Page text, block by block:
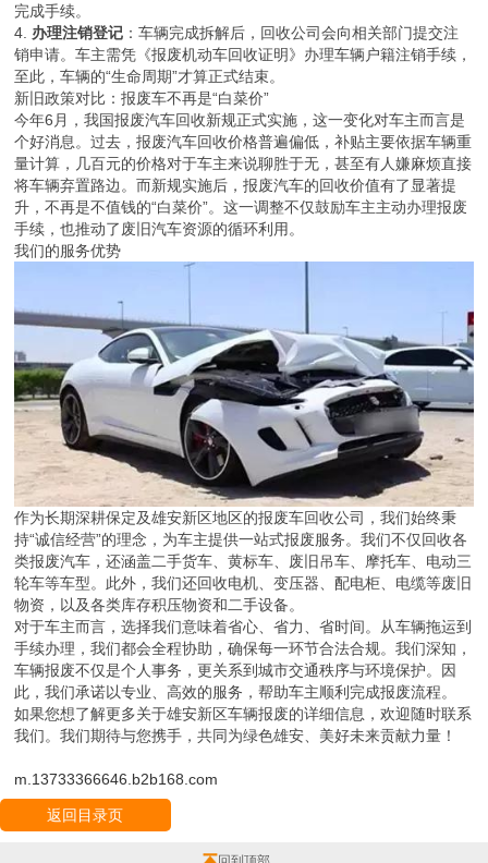
完成手续。
4. 办理注销登记 ：车辆完成拆解后，回收公司会向相关部门提交注
销申请。车主需凭《报废机动车回收证明》办理车辆户籍注销手续，
至此，车辆的“生命周期”才算正式结束。
新旧政策对比：报废车不再是“白菜价”
今年6月，我国报废汽车回收新规正式实施，这一变化对车主而言是
个好消息。过去，报废汽车回收价格普遍偏低，补贴主要依据车辆重
量计算，几百元的价格对于车主来说聊胜于无，甚至有人嫌麻烦直接
将车辆弃置路边。而新规实施后，报废汽车的回收价值有了显著提
升，不再是不值钱的“白菜价”。这一调整不仅鼓励车主主动办理报废
手续，也推动了废旧汽车资源的循环利用。
我们的服务优势
作为长期深耕保定及雄安新区地区的报废车回收公司，我们始终秉
持“诚信经营”的理念，为车主提供一站式报废服务。我们不仅回收各
类报废汽车，还涵盖二手货车、黄标车、废旧吊车、摩托车、电动三
轮车等车型。此外，我们还回收电机、变压器、配电柜、电缆等废旧
物资，以及各类库存积压物资和二手设备。
对于车主而言，选择我们意味着省心、省力、省时间。从车辆拖运到
手续办理，我们都会全程协助，确保每一环节合法合规。我们深知，
车辆报废不仅是个人事务，更关系到城市交通秩序与环境保护。因
此，我们承诺以专业、高效的服务，帮助车主顺利完成报废流程。
如果您想了解更多关于雄安新区车辆报废的详细信息，欢迎随时联系
我们。我们期待与您携手，共同为绿色雄安、美好未来贡献力量！
m.13733366646.b2b168.com
返回目录页